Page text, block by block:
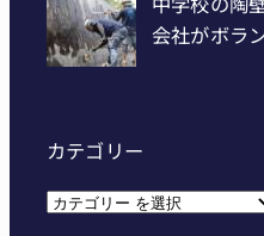
カテゴリー
カ